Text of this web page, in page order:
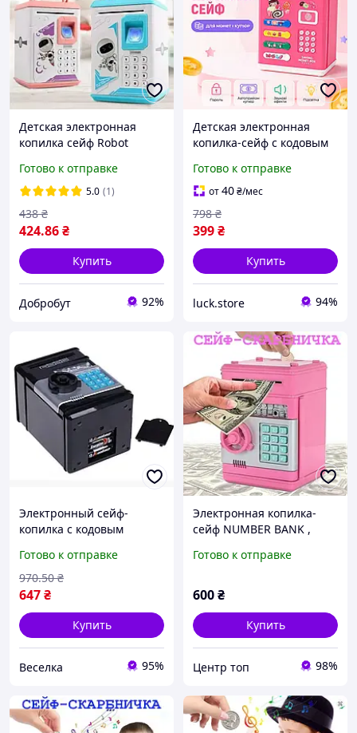
Детская электронная
копилка сейф Robot
купюроприемником с
кодовым замком и
отпечатком пальца ДТ
Готово к отправке
5.0 (1)
424.86₴
438 ₴
Купить
Добробут 92%
Детская электронная
копилка-сейф с кодовым
купюр | Копилка.
Отличный подарок
ребенку.
Готово к отправке
от40₴/мес
399₴
798 ₴
Купить
luck.store 94%
Электронный сейф-
копилка с кодовым
для накопления денег и
обучения финансам
FLAME
Готово к отправке
647₴
970.50 ₴
Купить
Веселка 95%
Электронная копилка-
сейф NUMBER BANK ,
замком и
копилка для денег, цвет
розовый
Готово к отправке
600₴
Купить
Центр топ 98%